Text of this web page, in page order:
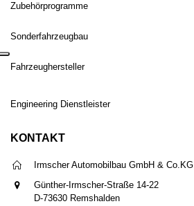
Zubehörprogramme
Sonderfahrzeugbau
Fahrzeughersteller
Engineering Dienstleister
KONTAKT
Irmscher Automobilbau GmbH & Co.KG
Günther-Irmscher-Straße 14-22
D-73630 Remshalden